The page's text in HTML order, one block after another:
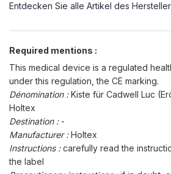
Entdecken Sie alle Artikel des
Required mentions :
This medical device is a regulated
under this regulation, the CE marking.
Dénomination :Kiste für Cadwell Luc
Holtex
Destination : -
Manufacturer :Holtex
Instructions :carefully read the
the label